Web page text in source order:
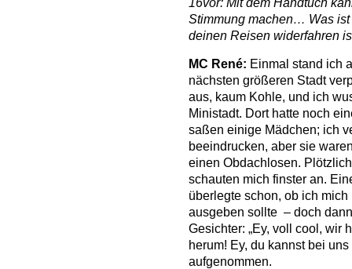
16vor: Mit dem Handtuch
Stimmung machen… Was
deinen Reisen widerfahren
MC René: Einmal stand ich
nächsten größeren Stadt
aus, kaum Kohle, und ich
Ministadt. Dort hatte noch
saßen einige Mädchen; ich
beeindrucken, aber sie
einen Obdachlosen.
schauten mich finster an.
überlegte schon, ob ich
ausgeben sollte – doch
Gesichter: „Ey, voll cool, wir
herum! Ey, du kannst bei
aufgenommen.